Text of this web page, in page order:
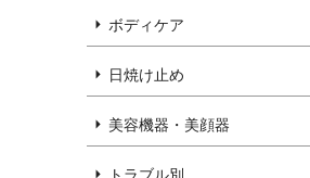
ボディケア
日焼け止め
美容機器・美顔器